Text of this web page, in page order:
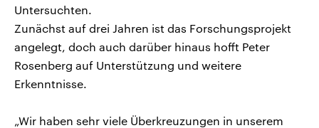
Untersuchten.
Zunächst auf drei Jahren ist das Forschungsprojekt
angelegt, doch auch darüber hinaus hofft Peter
Rosenberg auf Unterstützung und weitere
Erkenntnisse.
„Wir haben sehr viele Überkreuzungen in unserem